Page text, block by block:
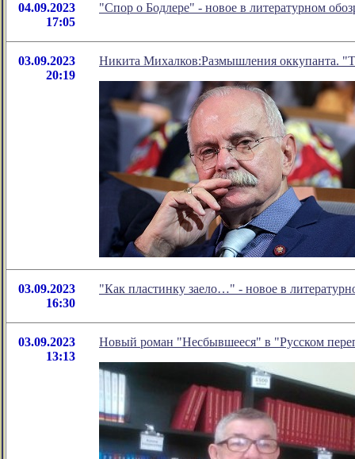
04.09.2023
17:05
"Спор о Бодлере" - новое в литературном
03.09.2023
20:19
Никита Михалков:Размышления оккупанта.
03.09.2023
16:30
"Как пластинку заело…" - новое в
03.09.2023
13:13
Новый роман "Несбывшееся" в "Русском